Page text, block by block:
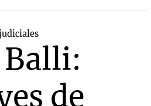
de